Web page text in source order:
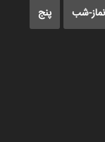
نماز-شب پنج